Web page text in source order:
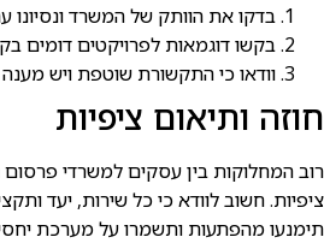
בדקו את הוותק של המשרד
בקשו דוגמאות לפרויקטים דומים
וודאו כי התקשורת שוטפת ויש
חוזה ותיאום ציפיות
רוב המחלוקות בין עסקים למשרדי
ציפיות. חשוב לוודא כי כל שירות, יעד
תימנעו מהפתעות ותשמרו על מערכת